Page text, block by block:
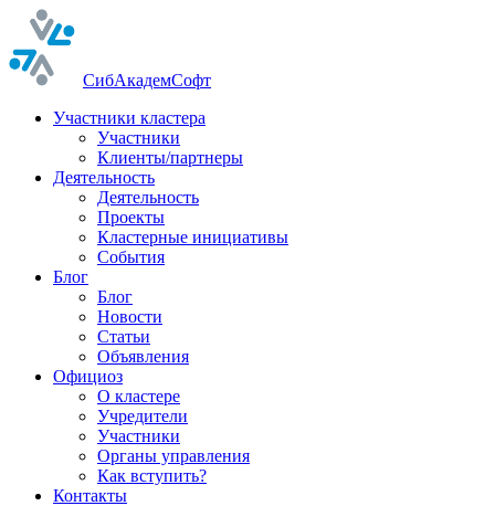
СибАкадемСофт
Участники кластера
Участники
Клиенты/партнеры
Деятельность
Деятельность
Проекты
Кластерные инициативы
События
Блог
Блог
Новости
Статьи
Объявления
Официоз
О кластере
Учредители
Участники
Органы управления
Как вступить?
Контакты